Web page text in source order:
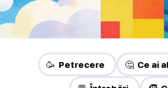
🥳 Petrecere 🤔 Ce ai